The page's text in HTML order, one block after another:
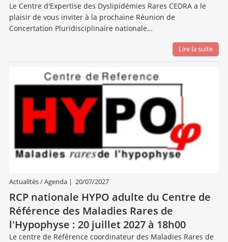
Le Centre d'Expertise des Dyslipidémies Rares CEDRA a le
plaisir de vous inviter à la prochaine Réunion de
Concertation Pluridisciplinaire nationale…
Lire la suite
Actualités / Agenda| 20/07/2027
RCP nationale HYPO adulte du Centre de
Référence des Maladies Rares de
l'Hypophyse : 20 juillet 2027 à 18h00
Le centre de Référence coordinateur des Maladies Rares de